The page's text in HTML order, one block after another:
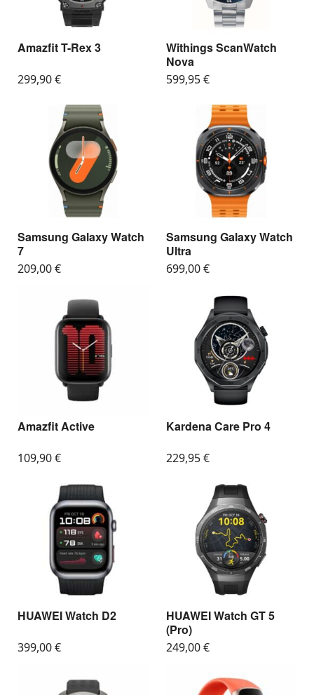
Amazfit T-Rex 3
299,90€
Withings ScanWatch
Nova
599,95€
Samsung Galaxy Watch
7
209,00€
Samsung Galaxy Watch
Ultra
699,00€
Amazfit Active
109,90€
Kardena Care Pro 4
229,95€
HUAWEI Watch D2
399,00€
HUAWEI Watch GT 5
(Pro)
249,00€